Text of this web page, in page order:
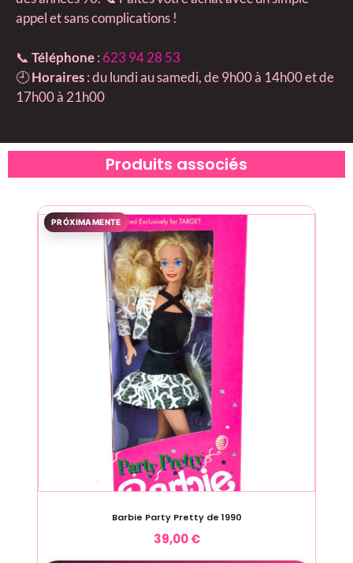
appel et sans complications !
📞 Téléphone: 623 94 28 53
🕘Horaires: du lundi au samedi, de 9h00 à 14h00 et de
17h00 à 21h00
Produits associés
PRÓXIMAMENTE
Barbie Party Pretty de 1990
39,00€